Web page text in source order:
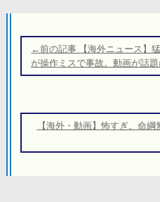
稿
ナ
ー
←前の記事 【海外ニュース】
が操作ミスで事故。動画が話題
【海外・動画】怖すぎ。命